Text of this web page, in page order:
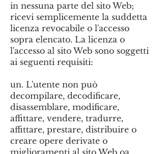
in nessuna parte del sito Web;
ricevi semplicemente la suddetta
licenza revocabile o l'accesso
sopra elencato. La licenza o
l'accesso al sito Web sono soggetti
ai seguenti requisiti:
un. L'utente non può
decompilare, decodificare,
disassemblare, modificare,
affittare, vendere, tradurre,
affittare, prestare, distribuire o
creare opere derivate o
miglioramenti al sito Web oa